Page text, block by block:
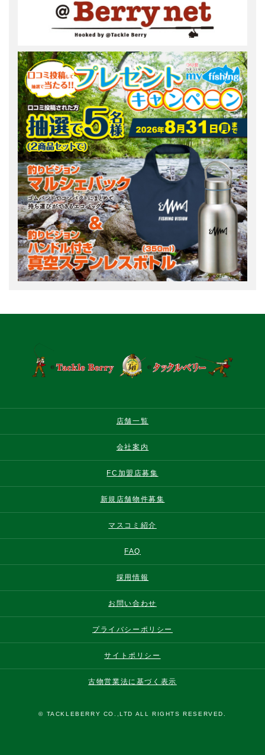
店舗一覧
会社案内
FC加盟店募集
新規店舗物件募集
マスコミ紹介
FAQ
採用情報
お問い合わせ
プライバシーポリシー
サイトポリシー
古物営業法に基づく表示
© TACKLEBERRY CO.,LTD ALL RIGHTS RESERVED.